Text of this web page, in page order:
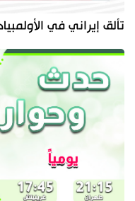
تألق إيراني في